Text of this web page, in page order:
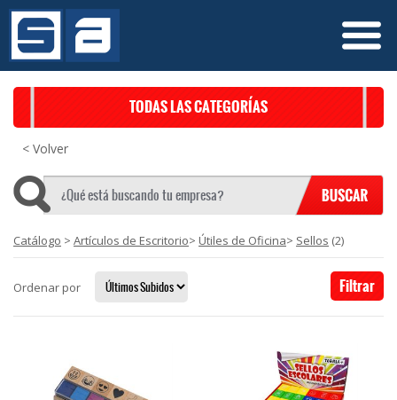
TODAS LAS CATEGORÍAS
< Volver
Catálogo > Artículos de Escritorio> Útiles de Oficina> Sellos (2)
Ordenar por Filtrar